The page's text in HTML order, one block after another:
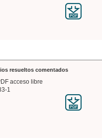
resueltos comentados
acceso libre
1